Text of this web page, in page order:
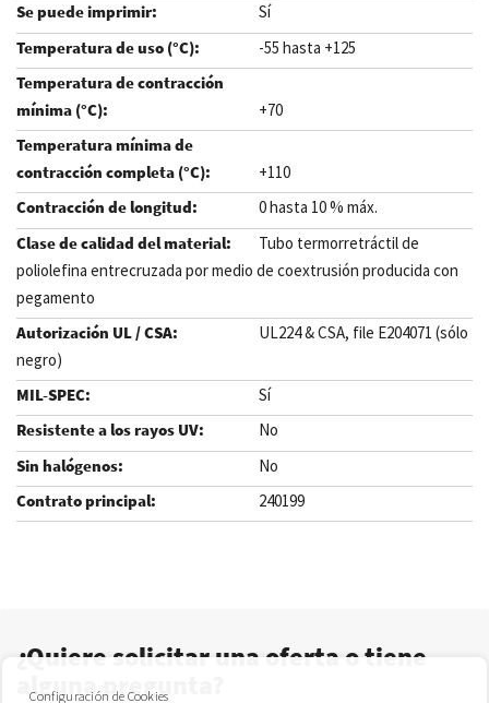
Sí
-55 hasta +125
+70
+110
0 hasta 10 % máx.
Tubo termorretráctil de
poliolefina entrecruzada por medio de coextrusión producida con
pegamento
UL224 & CSA, file E204071 (sólo
negro)
Sí
No
No
240199
¿Quiere solicitar una oferta o tiene
alguna pregunta?
Configuración de Cookies